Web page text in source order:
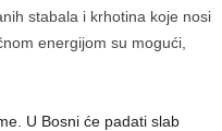
stabala i krhotina koje nosi
energijom su mogući,
U Bosni će padati slab